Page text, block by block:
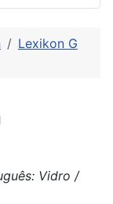
Lexikon G
Vidro /